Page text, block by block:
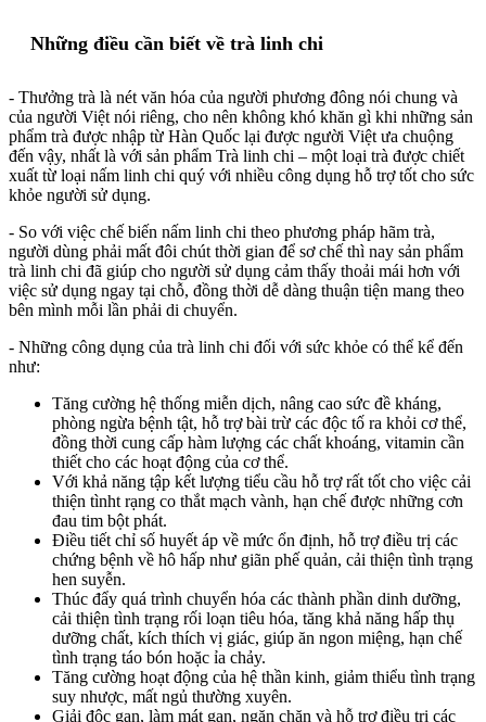
Những điều cần biết về trà linh chi
- Thưởng trà là nét văn hóa của người phương đông nói chung và
của người Việt nói riêng, cho nên không khó khăn gì khi những sản
phẩm trà được nhập từ Hàn Quốc lại được người Việt ưa chuộng
đến vậy, nhất là với sản phẩm Trà linh chi – một loại trà được chiết
xuất từ loại nấm linh chi quý với nhiều công dụng hỗ trợ tốt cho sức
khỏe người sử dụng.
- So với việc chế biến nấm linh chi theo phương pháp hãm trà,
người dùng phải mất đôi chút thời gian để sơ chế thì nay sản phẩm
trà linh chi đã giúp cho người sử dụng cảm thấy thoải mái hơn với
việc sử dụng ngay tại chỗ, đồng thời dễ dàng thuận tiện mang theo
bên mình mỗi lần phải di chuyển.
- Những công dụng của trà linh chi đối với sức khỏe có thể kể đến
như:
Tăng cường hệ thống miễn dịch, nâng cao sức đề kháng,
phòng ngừa bệnh tật, hỗ trợ bài trừ các độc tố ra khỏi cơ thể,
đồng thời cung cấp hàm lượng các chất khoáng, vitamin cần
thiết cho các hoạt động của cơ thể.
Với khả năng tập kết lượng tiểu cầu hỗ trợ rất tốt cho việc cải
thiện tìnht rạng co thắt mạch vành, hạn chế được những cơn
đau tim bột phát.
Điều tiết chỉ số huyết áp về mức ổn định, hỗ trợ điều trị các
chứng bệnh về hô hấp như giãn phế quản, cải thiện tình trạng
hen suyễn.
Thúc đẩy quá trình chuyển hóa các thành phần dinh dưỡng,
cải thiện tình trạng rối loạn tiêu hóa, tăng khả năng hấp thụ
dưỡng chất, kích thích vị giác, giúp ăn ngon miệng, hạn chế
tình trạng táo bón hoặc ỉa chảy.
Tăng cường hoạt động của hệ thần kinh, giảm thiểu tình trạng
suy nhược, mất ngủ thường xuyên.
Giải độc gan, làm mát gan, ngăn chặn và hỗ trợ điều trị các